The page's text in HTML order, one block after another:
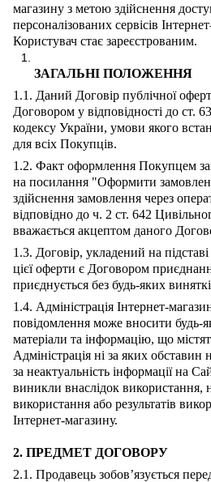
магазину з метою здійснення
персоналізованих сервісів
Користувач стає зареєстрованим.
ЗАГАЛЬНІ ПОЛОЖЕННЯ
1.1. Даний Договір публічної
Договором у відповідності до ст.
кодексу України, умови якого
для всіх Покупців.
1.2. Факт оформлення Покупцем
на посилання "Оформити
здійснення замовлення через
відповідно до ч. 2 ст. 642
вважається акцептом даного
1.3. Договір, укладений на
цієї оферти є Договором
приєднується без будь-яких
1.4. Адміністрація Інтернет-
повідомлення може вносити будь-
матеріали та інформацію, що
Адміністрація ні за яких обставин
за неактуальність інформації на
виникли внаслідок використання,
використання або результатів
Інтернет-магазину.
2. ПРЕДМЕТ ДОГОВОРУ
2.1. Продавець зобов’язується